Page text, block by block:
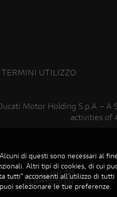
di questi sono necessari al
Altri tipi di cookies, di cui
tutti” acconsenti all’utilizzo di
selezionare le tue preferenze.
TERMINI UTILIZZO
Motor Holding S.p.A – A
activities of